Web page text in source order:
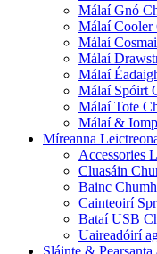
Málaí Gnó
Málaí Cooler
Málaí
Málaí
Málaí
Málaí Spóirt
Málaí Tote
Málaí &
Míreanna
Accessories
Cluasáin
Bainc
Cainteoirí
Bataí USB
Uaireadóirí
Sláinte &